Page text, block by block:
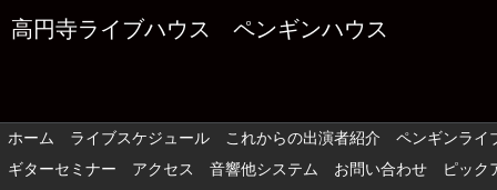
高円寺ライブハウス ペンギンハウス
ホーム ライブスケジュール これからの出演者紹介
ペンギンライ
ギターセミナー
アクセス 音響他システム お問い合わせ
ピック